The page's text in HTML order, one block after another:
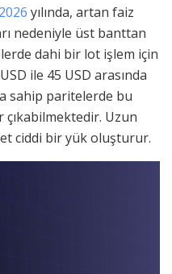
yılında, artan faiz
nedeniyle üst banttan
dahi bir lot işlem için
ile 45 USD arasında
sahip paritelerde bu
Uzun
ciddi bir yük oluşturur.